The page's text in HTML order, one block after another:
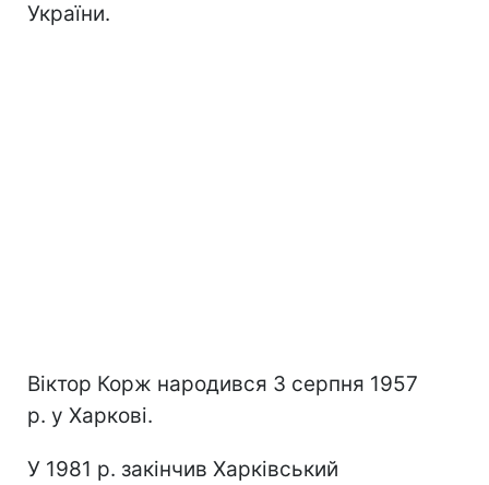
України.
Віктор Корж народився 3 серпня 1957
р. у Харкові.
У 1981 р. закінчив Харківський